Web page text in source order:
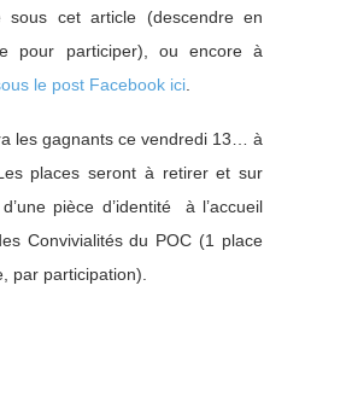
sous cet article (descendre en
pour participer), ou encore à
le post Facebook ici
les gagnants ce vendredi 13… à
places seront à retirer et sur
pièce d’identité à l’accueil
Convivialités du POC (1 place
par participation).